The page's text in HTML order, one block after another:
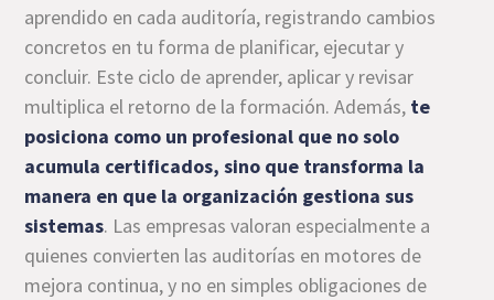
aprendido en cada auditoría, registrando cambios
concretos en tu forma de planificar, ejecutar y
concluir. Este ciclo de aprender, aplicar y revisar
multiplica el retorno de la formación. Además, te
posiciona como un profesional que no solo
acumula certificados, sino que transforma la
manera en que la organización gestiona sus
sistemas. Las empresas valoran especialmente a
quienes convierten las auditorías en motores de
mejora continua, y no en simples obligaciones de